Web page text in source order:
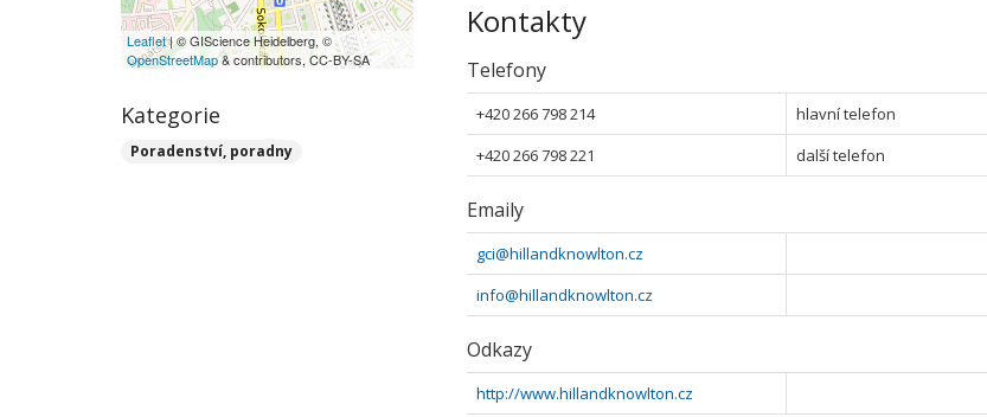
Kontakty
Telefony
+420 266 798 214
hlavní telefon
+420 266 798 221
další telefon
Emaily
gci@hillandknowlton.cz
info@hillandknowlton.cz
Odkazy
http://www.hillandknowlton.cz
Leaflet| © GIScience Heidelberg, ©
OpenStreetMap& contributors, CC-BY-SA
Kategorie
Poradenství, poradny